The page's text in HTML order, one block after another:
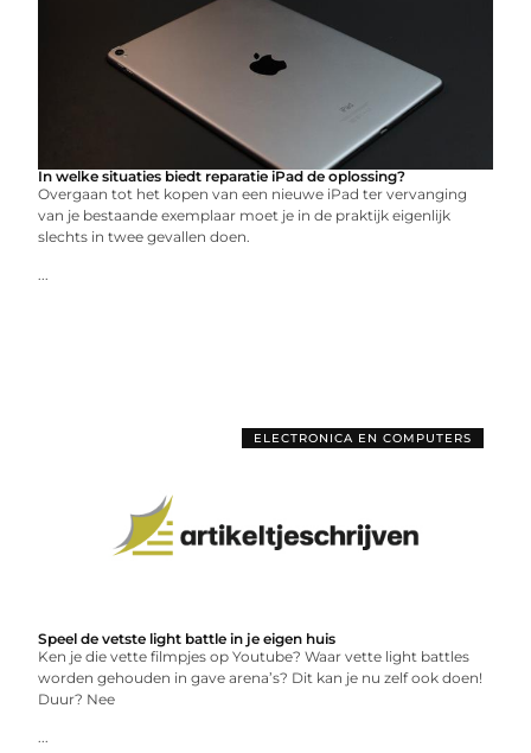
In welke situaties biedt reparatie iPad de oplossing?
Overgaan tot het kopen van een nieuwe iPad ter vervanging
van je bestaande exemplaar moet je in de praktijk eigenlijk
slechts in twee gevallen doen.
...
ELECTRONICA EN COMPUTERS
Speel de vetste light battle in je eigen huis
Ken je die vette filmpjes op Youtube? Waar vette light battles
worden gehouden in gave arena’s? Dit kan je nu zelf ook doen!
Duur? Nee
...